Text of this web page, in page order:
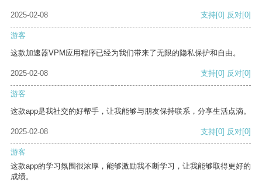
2025-02-08 支持[0] 反对[0]
游客
这款加速器VPM应用程序已经为我们带来了无限的隐私保护和自由。
2025-02-08 支持[0] 反对[0]
游客
这款app是我社交的好帮手，让我能够与朋友保持联系，分享生活点滴。
2025-02-08 支持[0] 反对[0]
游客
这款app的学习氛围很浓厚，能够激励我不断学习，让我能够取得更好的
成绩。